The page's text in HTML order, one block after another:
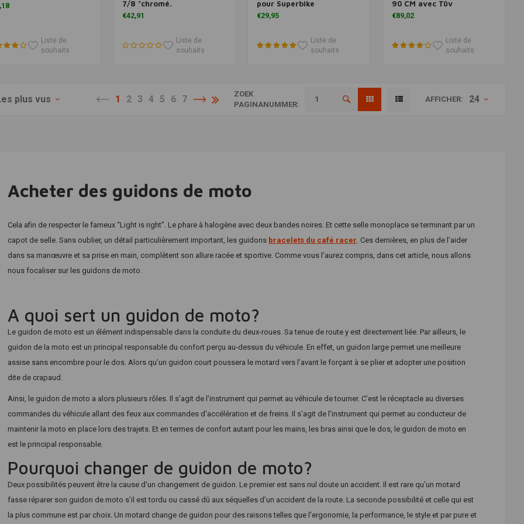
Liste de
souhaits
7/8 "chromé.
€42,91
Liste de
souhaits
pour Superbike
€29,95
Liste de
souhaits
90 CM avec Tüv
€89,02
Liste de
souhaits
plus vus 1 2 3 4 5 6 7
ZOEK
PAGINANUMMER:
AFFICHER: 24
Acheter des guidons de moto
Cela afin de respecter le fameux “Light is right”. Le phare à halogène avec deux bandes noires. Et cette selle monoplace se terminant par un
capot de selle. Sans oublier, un détail particulièrement important, les guidons bracelets du café racer. Ces dernières, en plus de l’aider
dans sa manœuvre et sa prise en main, complètent son allure racée et sportive. Comme vous l’aurez compris, dans cet article, nous allons
nous focaliser sur les guidons de moto.
A quoi sert un guidon de moto?
Le guidon de moto est un élément indispensable dans la conduite du deux-roues. Sa tenue de route y est directement liée. Par ailleurs, le
guidon de la moto est un principal responsable du confort perçu au-dessus du véhicule. En effet, un guidon large permet une meilleure
assise sans encombre pour le dos. Alors qu’un guidon court poussera le motard vers l’avant le forçant à se plier et adopter une position
dite de crapaud.
Ainsi, le guidon de moto a alors plusieurs rôles. Il s’agit de l’instrument qui permet au véhicule de tourner. C’est le réceptacle au diverses
commandes du véhicule allant des feux aux commandes d'accélération et de freins. Il s’agit de l’instrument qui permet au conducteur de
maintenir la moto en place lors des trajets. Et en termes de confort autant pour les mains, les bras ainsi que le dos, le guidon de moto en
est le principal responsable.
Pourquoi changer de guidon de moto?
Deux possibilités peuvent être la cause d’un changement de guidon. Le premier est sans nul doute un accident. Il est rare qu’un motard
fasse réparer son guidon de moto s’il est tordu ou cassé dû aux séquelles d’un accident de la route. La seconde possibilité et celle qui est
la plus commune est par choix. Un motard change de guidon pour des raisons telles que l'ergonomie, la performance, le style et par pure et